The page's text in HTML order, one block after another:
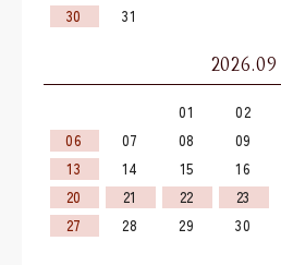
30
31
2026.09
01 02
06
07 08 09
13
14 15 16
20
21 22 23
27
28 29 30